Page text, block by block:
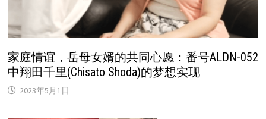
家庭情谊，岳母女婿的共同心愿：番号ALDN-052
中翔田千里(Chisato Shoda)的梦想实现
2023年5月1日